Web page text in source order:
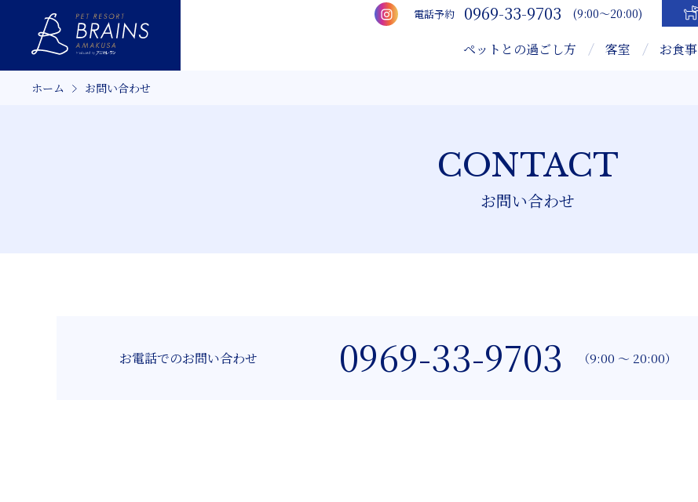
電話予約 0969-33-9703 (9:00～20:00)
ペットとの過ごし方 客室 お食事
ホーム お問い合わせ
CONTACT
お問い合わせ
お電話でのお問い合わせ 0969-33-9703 （9:00 〜 20:00）